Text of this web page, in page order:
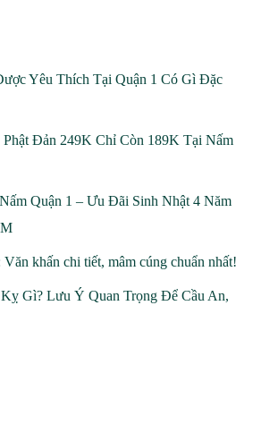
Yêu Thích Tại Quận 1 Có Gì Đặc
Đản 249K Chỉ Còn 189K Tại Nấm
Quận 1 – Ưu Đãi Sinh Nhật 4 Năm
khấn chi tiết, mâm cúng chuẩn nhất!
Gì? Lưu Ý Quan Trọng Để Cầu An,